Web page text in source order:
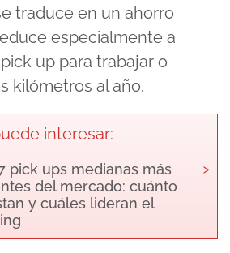
traduce en un ahorro
especialmente a
up para trabajar o
kilómetros al año.
interesar:
pick ups medianas más
del mercado: cuánto
y cuáles lideran el
›